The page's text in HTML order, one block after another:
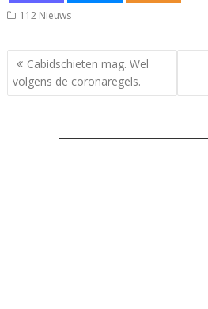
112 Nieuws
Bericht
navigatie
Cabidschieten mag. Wel
volgens de coronaregels.